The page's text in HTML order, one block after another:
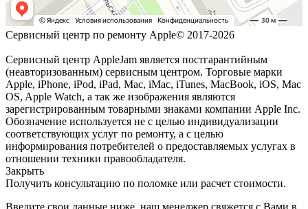
Сервисный центр по ремонту Apple© 2017-2026
Сервисный центр AppleJam является постгарантийным
(неавторизованным) сервисным центром. Торговые марки
Apple, iPhone, iPod, iPad, Mac, iMac, iTunes, MacBook, iOS, Mac
OS, Apple Watch, а так же изображения являются
зарегистрированным товарными знаками компании Apple Inc.
Обозначение используется не с целью индивидуализации
соответствующих услуг по ремонту, а с целью
информирования потребителей о предоставляемых услугах в
отношении техники правообладателя.
Закрыть
Получить консультацию по поломке или расчет стоимости.